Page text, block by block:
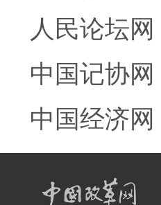
人民论坛网
中国记协网
中国经济网